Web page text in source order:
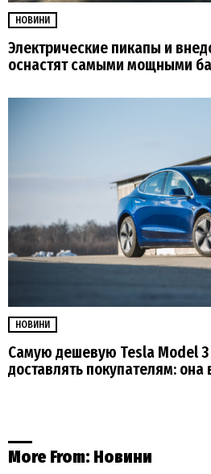
НОВИНИ
Электрические пикапы и
оснастят самыми мощными
НОВИНИ
Самую дешевую Tesla Model
доставлять покупателям:
More From: Новини